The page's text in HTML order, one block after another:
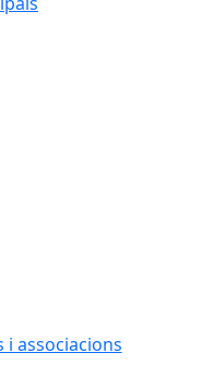
i associacions